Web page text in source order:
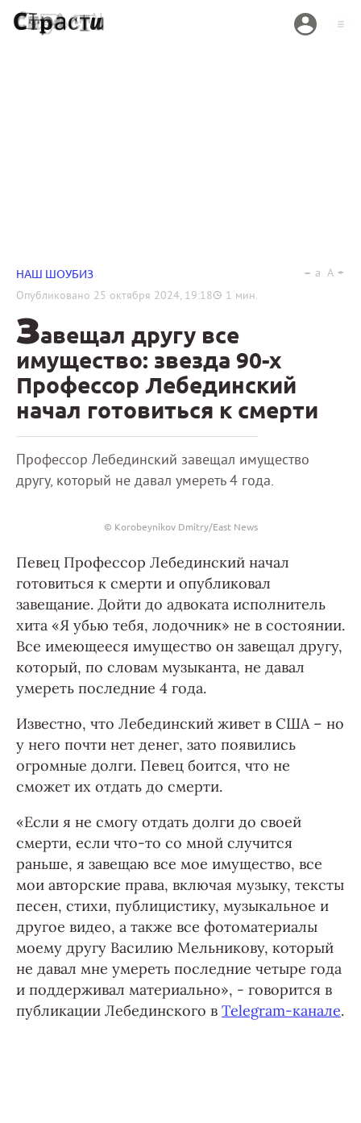
НАШ ШОУБИЗ
Опубликовано 25 октября 2024, 19:18 1 мин.
a A
Завещал другу все
имущество: звезда 90-х
Профессор Лебединский
начал готовиться к смерти
Профессор Лебединский завещал имущество
другу, который не давал умереть 4 года.
© Korobeynikov Dmitry/East News
Певец Профессор Лебединский начал
готовиться к смерти и опубликовал
завещание. Дойти до адвоката исполнитель
хита «Я убью тебя, лодочник» не в состоянии.
Все имеющееся имущество он завещал другу,
который, по словам музыканта, не давал
умереть последние 4 года.
Известно, что Лебединский живет в США – но
у него почти нет денег, зато появились
огромные долги. Певец боится, что не
сможет их отдать до смерти.
«Если я не смогу отдать долги до своей
смерти, если что-то со мной случится
раньше, я завещаю все мое имущество, все
мои авторские права, включая музыку, тексты
песен, стихи, публицистику, музыкальное и
другое видео, а также все фотоматериалы
моему другу Василию Мельникову, который
не давал мне умереть последние четыре года
и поддерживал материально», - говорится в
публикации Лебединского в Telegram-канале.